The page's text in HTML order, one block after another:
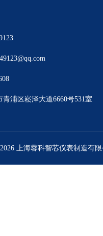
浦区崧泽大道6660号531室
上海蓉科智芯仪表制造有